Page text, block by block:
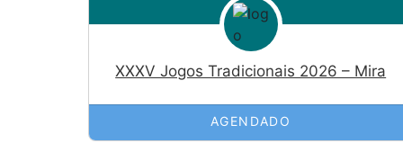
XXXV Jogos Tradicionais 2026 – Mira
AGENDADO